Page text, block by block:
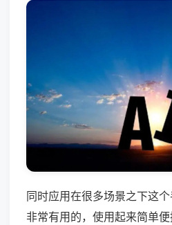
同时应用在很多场景之下这
非常有用的，使用起来简单